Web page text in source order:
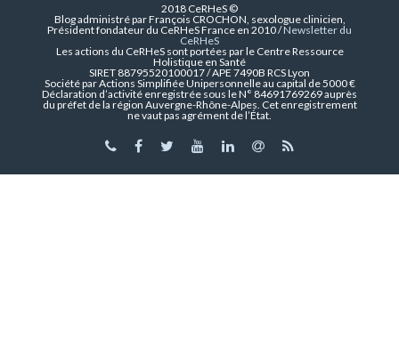
2018 CeRHeS ©
Blog administré par François CROCHON, sexologue clinicien,
Président fondateur du CeRHeS France en 2010 /Newsletter du
CeRHeS
Les actions du CeRHeS sont portées par le Centre Ressource
Holistique en Santé
SIRET 88795520100017 / APE 7490B RCS Lyon
Société par Actions Simplifiée Unipersonnelle au capital de 5000 €
Déclaration d’activité enregistrée sous le N° 84691769269 auprès
du préfet de la région Auvergne-Rhône-Alpes. Cet enregistrement
ne vaut pas agrément de l’État.